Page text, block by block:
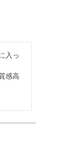
入っ
感高